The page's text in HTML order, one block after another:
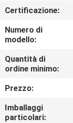
VISITA
ALLA
FABBRICA
CONTROLLO
DELLA
QUALITÀ
Certificazione:
Numero di
modello:
Quantità di
ordine minimo:
Prezzo:
Imballaggi
particolari: